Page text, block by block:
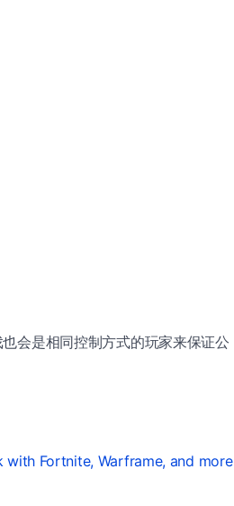
会是相同控制方式的玩家来保证公
Fortnite, Warframe, and more